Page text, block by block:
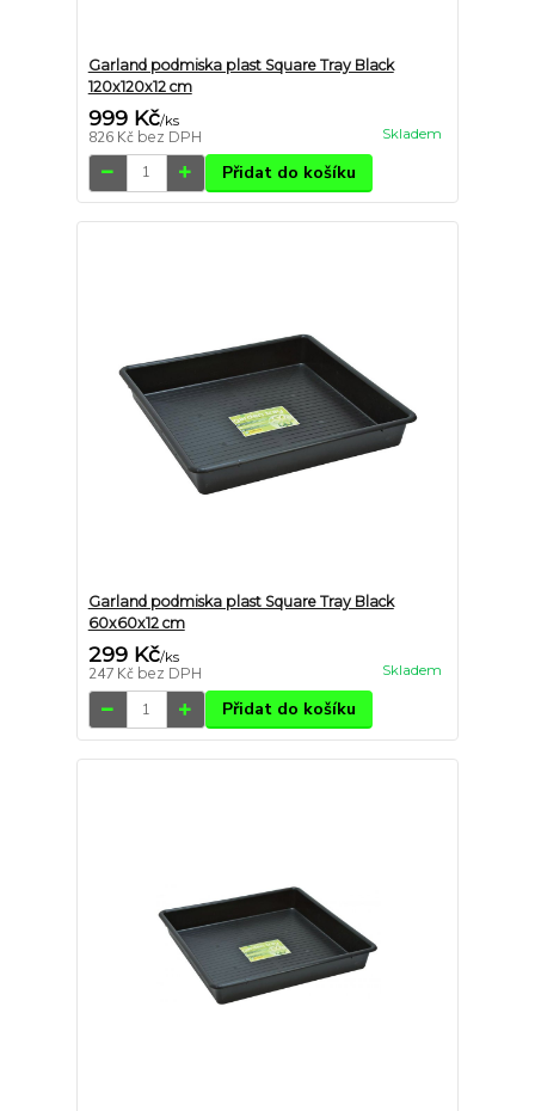
Garland podmiska plast Square Tray Black
120x120x12 cm
999 Kč/ks
826 Kč bez DPH Skladem
Přidat do košíku
Garland podmiska plast Square Tray Black
60x60x12 cm
299 Kč/ks
247 Kč bez DPH Skladem
Přidat do košíku